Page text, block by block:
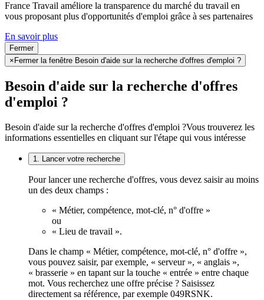
France Travail améliore la transparence du marché du travail en
vous proposant plus d'opportunités d'emploi grâce à ses partenaires
En savoir plus
Fermer
× Fermer la fenêtre Besoin d'aide sur la recherche d'offres d'emploi ?
Besoin d'aide sur la recherche d'offres
d'emploi ?
Besoin d'aide sur la recherche d'offres d'emploi ?Vous trouverez les
informations essentielles en cliquant sur l'étape qui vous intéresse
1. Lancer votre recherche
Pour lancer une recherche d'offres, vous devez saisir au moins
un des deux champs :
« Métier, compétence, mot-clé, n° d'offre »
ou
« Lieu de travail ».
Dans le champ « Métier, compétence, mot-clé, n° d'offre »,
vous pouvez saisir, par exemple, « serveur », « anglais »,
« brasserie » en tapant sur la touche « entrée » entre chaque
mot. Vous recherchez une offre précise ? Saisissez
directement sa référence, par exemple 049RSNK.